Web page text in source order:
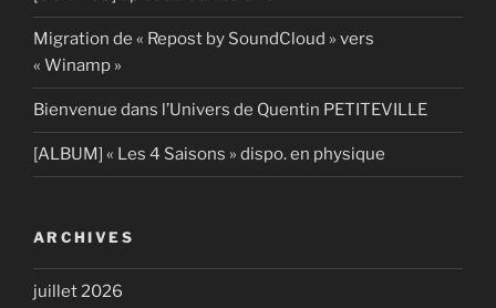
Migration de « Repost by SoundCloud » vers
« Winamp »
Bienvenue dans l’Univers de Quentin PETITEVILLE
[ALBUM] « Les 4 Saisons » dispo. en physique
ARCHIVES
juillet 2026